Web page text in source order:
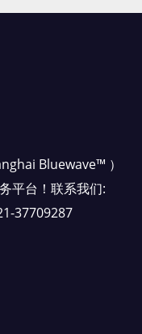
Bluewave™ ）
平台！联系我们:
37709287